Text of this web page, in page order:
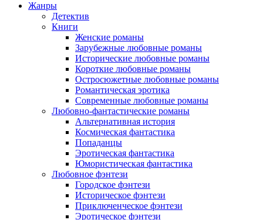
Жанры
Детектив
Книги
Женские романы
Зарубежные любовные романы
Исторические любовные романы
Короткие любовные романы
Остросюжетные любовные романы
Романтическая эротика
Современные любовные романы
Любовно-фантастические романы
Альтернативная история
Космическая фантастика
Попаданцы
Эротическая фантастика
Юмористическая фантастика
Любовное фэнтези
Городское фэнтези
Историческое фэнтези
Приключенческое фэнтези
Эротическое фэнтези